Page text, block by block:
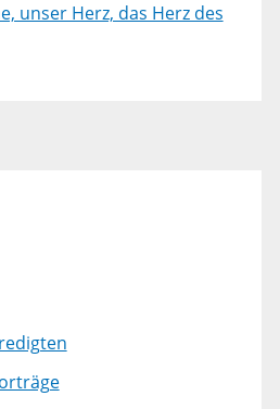
unser Herz, das Herz des